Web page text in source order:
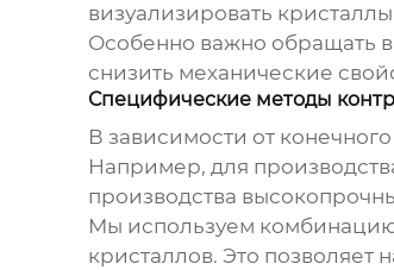
визуализировать
Особенно важно обращать
снизить механические
Специфические методы
В зависимости от
Например, для
производства
Мы используем
кристаллов. Это